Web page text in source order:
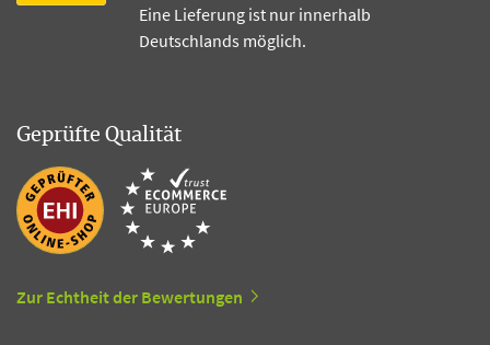
Eine Lieferung ist nur innerhalb
Deutschlands möglich.
Geprüfte Qualität
Zur Echtheit der Bewertungen